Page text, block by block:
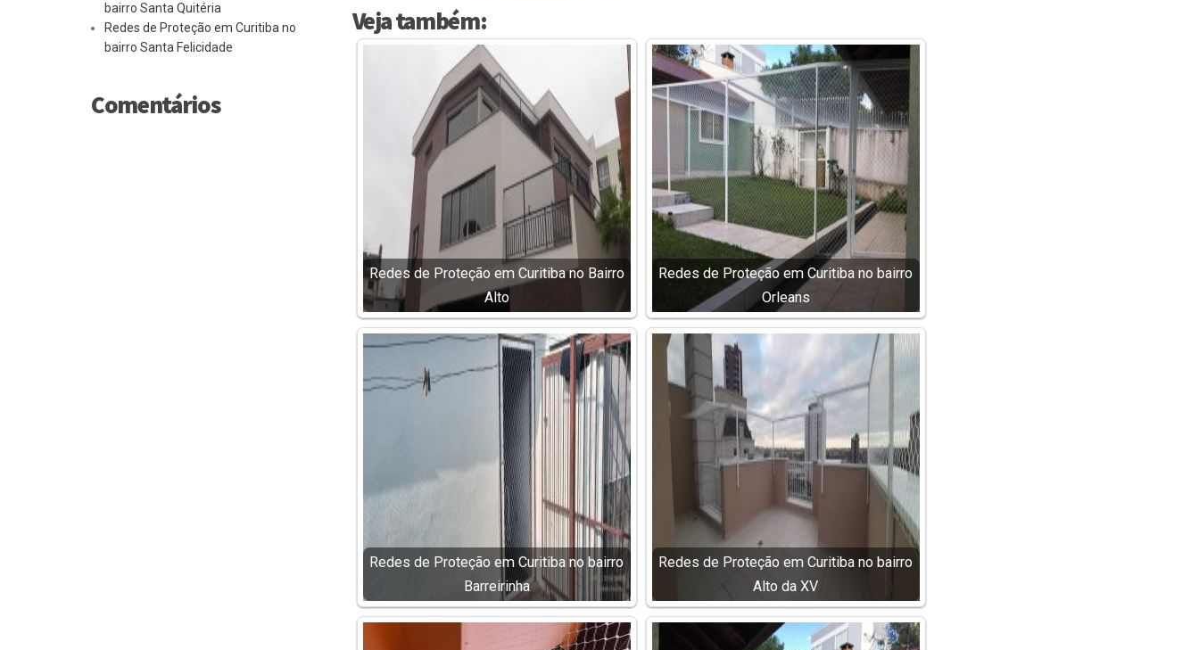
Veja também:
Redes de Proteção em Curitiba no Bairro
Alto
Redes de Proteção em Curitiba no bairro
Orleans
Redes de Proteção em Curitiba no bairro
Barreirinha
Redes de Proteção em Curitiba no bairro
Alto da XV
bairro Santa Quitéria
Redes de Proteção em Curitiba no
bairro Santa Felicidade
Comentários